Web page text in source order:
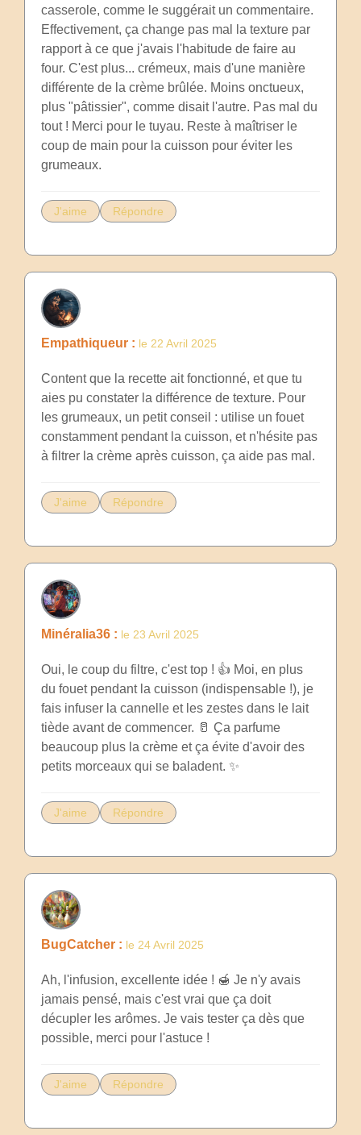
casserole, comme le suggérait un commentaire.
Effectivement, ça change pas mal la texture par
rapport à ce que j'avais l'habitude de faire au
four. C'est plus... crémeux, mais d'une manière
différente de la crème brûlée. Moins onctueux,
plus "pâtissier", comme disait l'autre. Pas mal du
tout ! Merci pour le tuyau. Reste à maîtriser le
coup de main pour la cuisson pour éviter les
grumeaux.
J'aime Répondre
Empathiqueur : le 22 Avril 2025
Content que la recette ait fonctionné, et que tu
aies pu constater la différence de texture. Pour
les grumeaux, un petit conseil : utilise un fouet
constamment pendant la cuisson, et n'hésite pas
à filtrer la crème après cuisson, ça aide pas mal.
J'aime Répondre
Minéralia36 : le 23 Avril 2025
Oui, le coup du filtre, c'est top ! 👍 Moi, en plus
du fouet pendant la cuisson (indispensable !), je
fais infuser la cannelle et les zestes dans le lait
tiède avant de commencer. 🥛 Ça parfume
beaucoup plus la crème et ça évite d'avoir des
petits morceaux qui se baladent. ✨
J'aime Répondre
BugCatcher : le 24 Avril 2025
Ah, l'infusion, excellente idée ! 🍯 Je n'y avais
jamais pensé, mais c'est vrai que ça doit
décupler les arômes. Je vais tester ça dès que
possible, merci pour l'astuce !
J'aime Répondre